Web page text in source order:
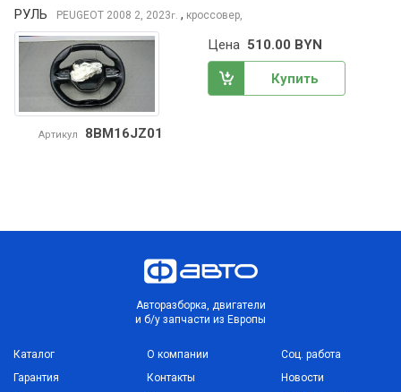
РУЛЬ PEUGEOT 2008 2, 2023г. , кроссовер,
Артикул 8BM16JZ01
Цена 510.00 BYN
Купить
Авторазборка, двигатели
и б/у запчасти из Европы
Каталог
Гарантия
О компании
Контакты
Соц. работа
Новости